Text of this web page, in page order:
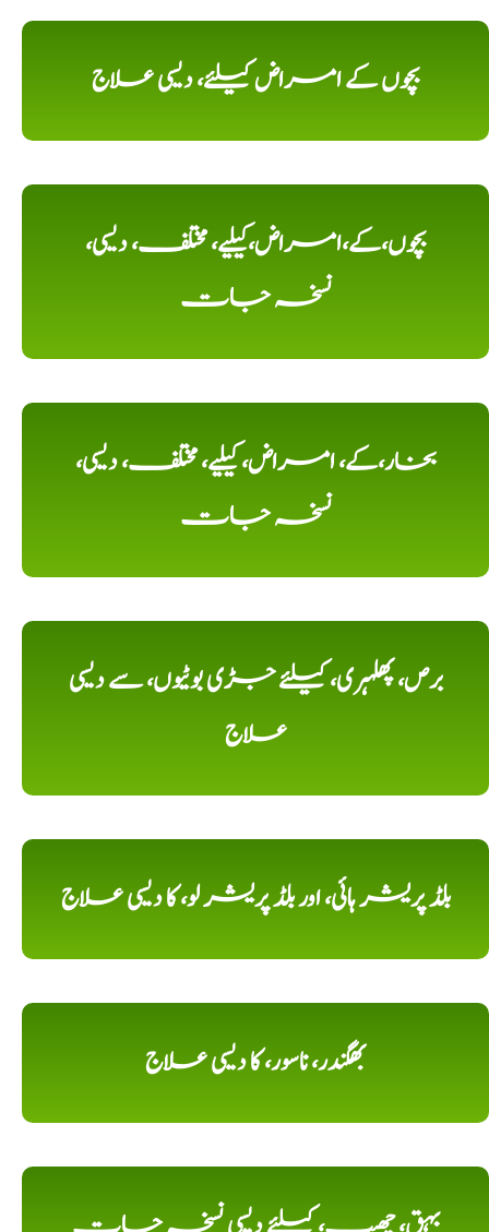
بچوں کے امراض کیلئے، دیسی علاج
بچوں،کے،امراض،کیلیے، مختلف، دیسی،
نسخہ جات
بخار،کے، امراض، کیلیے، مختلف، دیسی،
نسخہ جات
برص، پھلہری، کیلئے جڑی بوٹیوں، سے دیسی
علاج
بلڈ پریشر ہائی، اور بلڈ پریشر لو، کا دیسی علاج
بھگندر، ناسور، کا دیسی علاج